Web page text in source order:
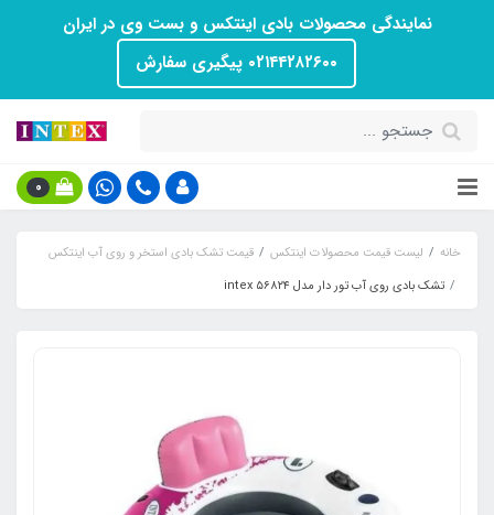
نمایندگی محصولات بادی اینتکس و بست وی در ایران
۰۲۱۴۴۲۸۲۶۰۰ پیگیری سفارش
0
خانه لیست قیمت محصولات اینتکس
قیمت تشک بادی استخر و روی آب اینتکس
تشک بادی روی آب تور دار مدل intex ۵۶۸۲۴